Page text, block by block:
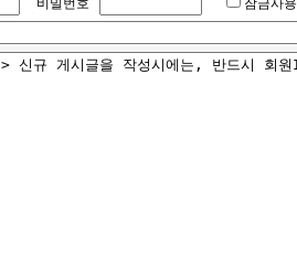
비밀번호
잠금사용